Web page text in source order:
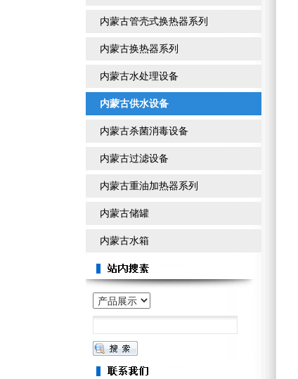
内蒙古管壳式换热器系列
内蒙古换热器系列
内蒙古水处理设备
内蒙古供水设备
内蒙古杀菌消毒设备
内蒙古过滤设备
内蒙古重油加热器系列
内蒙古储罐
内蒙古水箱